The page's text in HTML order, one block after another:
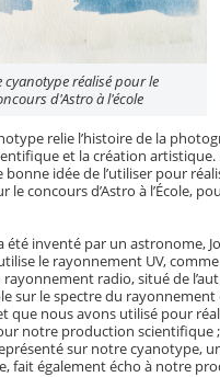
cyanotype réalisé pour le
d'Astro à l'école
relie l’histoire de la
et la création
bonne idée de l’utiliser pour
concours d’Astro à l’École,
été inventé par un astronome,
le rayonnement UV,
radio, situé de
sur le spectre du rayonnement
que nous avons utilisé pour
notre production scientifique ;
sur notre cyanotype,
fait également écho à notre